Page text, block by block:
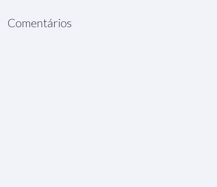
Comentários